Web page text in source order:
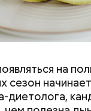
на
сезон
диетолога,
уже болеет
При артрите,
кишечника,